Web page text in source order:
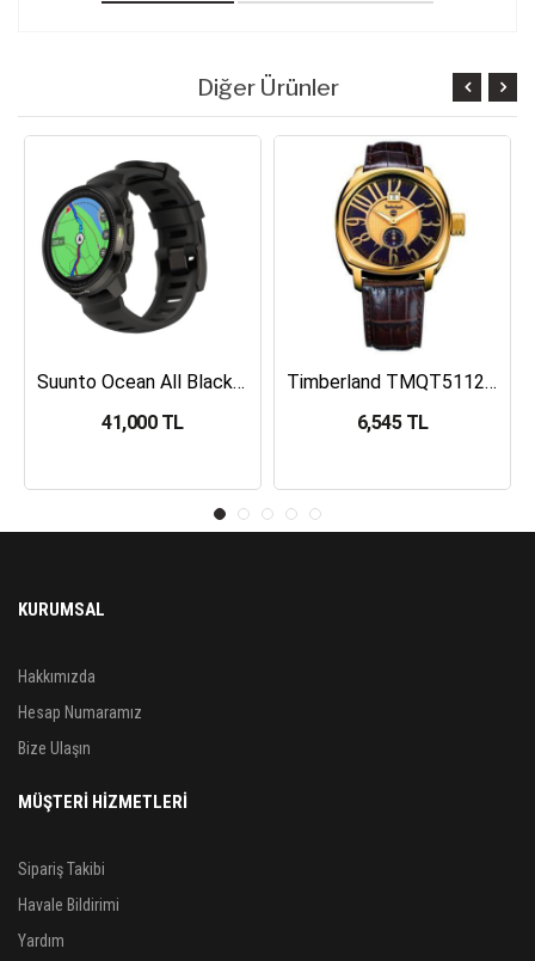
Diğer Ürünler
Suunto Ocean All Black Dalış Bilgisayarı SS050982000
41,000 TL
Timberland TMQT5112401 Erkek Kol Saati
6,545 TL
KURUMSAL
Hakkımızda
Hesap Numaramız
Bize Ulaşın
MÜŞTERİ HİZMETLERİ
Sipariş Takibi
Havale Bildirimi
Yardım